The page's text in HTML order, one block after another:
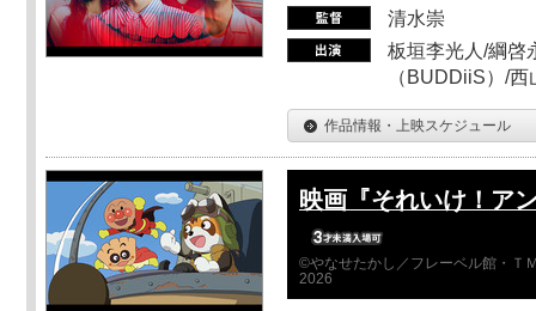
清水崇
板垣李光人/綱啓
（BUDDiiS）/
作品情報・上映スケジュール
映画『それいけ！ア
©やなせたかし／フレーベル館・Ｔ
2026